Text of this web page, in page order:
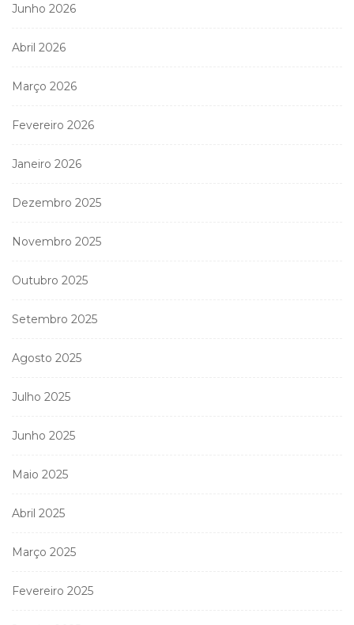
Junho 2026
Abril 2026
Março 2026
Fevereiro 2026
Janeiro 2026
Dezembro 2025
Novembro 2025
Outubro 2025
Setembro 2025
Agosto 2025
Julho 2025
Junho 2025
Maio 2025
Abril 2025
Março 2025
Fevereiro 2025